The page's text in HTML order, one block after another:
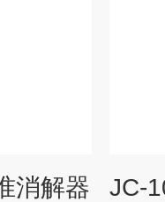
消解器